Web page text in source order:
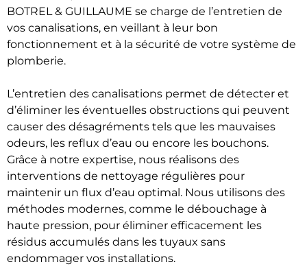
BOTREL & GUILLAUME se charge de l’entretien de
vos canalisations, en veillant à leur bon
fonctionnement et à la sécurité de votre système de
plomberie.
L’entretien des canalisations permet de détecter et
d’éliminer les éventuelles obstructions qui peuvent
causer des désagréments tels que les mauvaises
odeurs, les reflux d’eau ou encore les bouchons.
Grâce à notre expertise, nous réalisons des
interventions de nettoyage régulières pour
maintenir un flux d’eau optimal. Nous utilisons des
méthodes modernes, comme le débouchage à
haute pression, pour éliminer efficacement les
résidus accumulés dans les tuyaux sans
endommager vos installations.